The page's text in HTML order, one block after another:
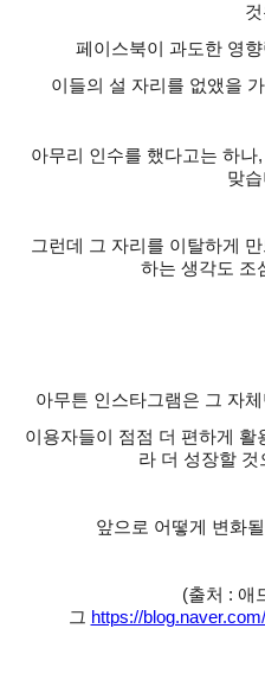
페이스북이 과도한 영
이들의 설 자리를 없앴을
아무리 인수를 했다고는 하나,
맞
그런데 그 자리를 이탈하게
하는 생각도 조
아무튼 인스타그램은 그 자
이용자들이 점점 더 편하게 활
라 더 성장할 것
앞으로 어떻게 변화
(출처 : 애
그 https://